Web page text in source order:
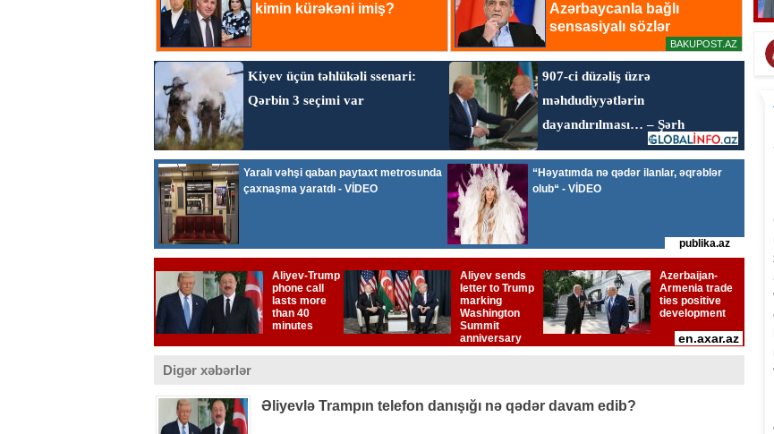
Digər xəbərlər
Əliyevlə Trampın telefon danışığı nə qədər davam edib?
Bu gün Azərbaycan kinosunun yaranma
günüdür